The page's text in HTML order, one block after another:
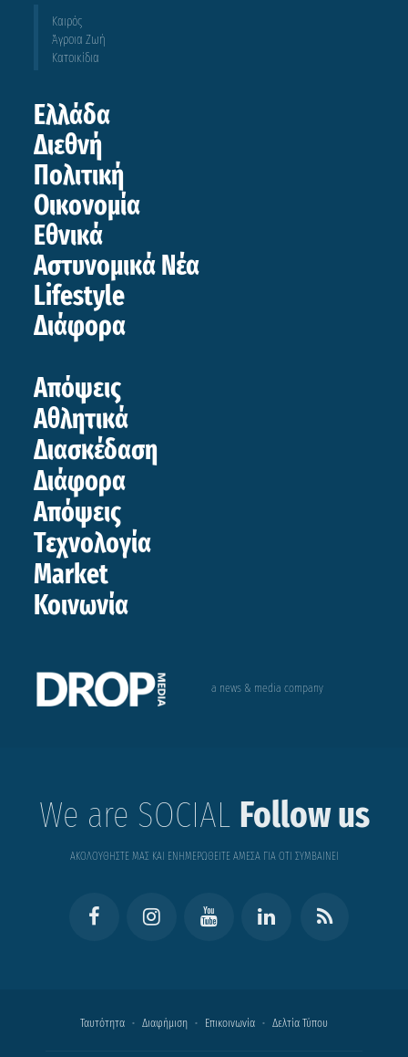
Καιρός
Άγροια Ζωή
Κατοικίδια
Ελλάδα
Διεθνή
Πολιτική
Οικονομία
Εθνικά
Αστυνομικά Νέα
Lifestyle
Διάφορα
Απόψεις
Αθλητικά
Διασκέδαση
Διάφορα
Απόψεις
Τεχνολογία
Market
Κοινωνία
a news & media company
We are SOCIAL Follow us
ΑΚΟΛΟΥΘΗΣΤΕ ΜΑΣ ΚΑΙ ΕΝΗΜΕΡΩΘΕΙΤΕ ΑΜΕΣΑ ΓΙΑ ΟΤΙ ΣΥΜΒΑΙΝΕΙ
Ταυτότητα Διαφήμιση Επικοινωνία Δελτία Τύπου